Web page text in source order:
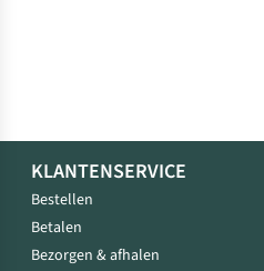
KLANTENSERVICE
Bestellen
Betalen
Bezorgen & afhalen